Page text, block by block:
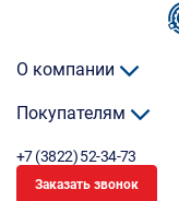
О компании
Покупателям
+7 (3822) 52-34-73
Заказать звонок